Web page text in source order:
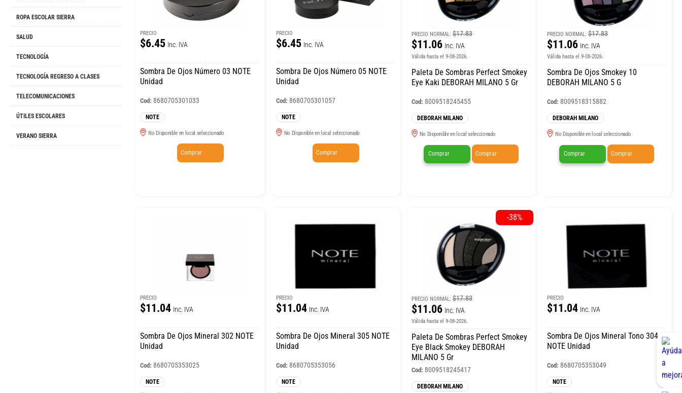
ROPA ESCOLAR SIERRA
SALUD
TECNOLOGÍA
TECNOLOGÍA REGRESO A CLASES
TELECOMUNICACIONES
ÚTILES ESCOLARES
VERANO SIERRA
PRECIO
$6.45 Inc. IVA
Sombra De Ojos Número 03 NOTE
Unidad
Cod: 8680705301033
NOTE
No Disponible en local seleccionado
Comprar
PRECIO
$6.45 Inc. IVA
Sombra De Ojos Número 05 NOTE
Unidad
Cod: 8680705301057
NOTE
No Disponible en local seleccionado
Comprar
PRECIO NORMAL:$17.83
$11.06 Inc. IVA
Válida hasta el 9-08-2026.
Paleta De Sombras Perfect Smokey
Eye Kaki DEBORAH MILANO 5 Gr
Cod: 8009518245455
DEBORAH MILANO
No Disponible en local seleccionado
Comprar Comprar
PRECIO NORMAL:$17.83
$11.06 Inc. IVA
Válida hasta el 9-08-2026.
Sombra De Ojos Smokey 10
DEBORAH MILANO 5 G
Cod: 8009518315882
DEBORAH MILANO
No Disponible en local seleccionado
Comprar Comprar
PRECIO
$11.04 Inc. IVA
Sombra De Ojos Mineral 302 NOTE
Unidad
Cod: 8680705353025
NOTE
PRECIO
$11.04 Inc. IVA
Sombra De Ojos Mineral 305 NOTE
Unidad
Cod: 8680705353056
NOTE
PRECIO NORMAL:$17.83
$11.06 Inc. IVA
Válida hasta el 9-08-2026.
Paleta De Sombras Perfect Smokey
Eye Black Smokey DEBORAH
MILANO 5 Gr
Cod: 8009518245417
DEBORAH MILANO
-38%
PRECIO
$11.04 Inc. IVA
Sombra De Ojos Mineral Tono 304
NOTE Unidad
Cod: 8680705353049
NOTE